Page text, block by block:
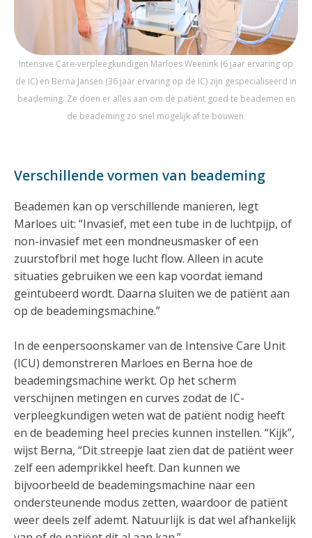
Intensive Care-verpleegkundigen Marloes Weenink (6 jaar ervaring op
de IC) en Berna Jansen (36 jaar ervaring op de IC) zijn gespecialiseerd in
beademing. Ze doen er alles aan om de patiënt goed te beademen en
de beademing zo snel mogelijk af te bouwen.
Verschillende vormen van beademing
Beademen kan op verschillende manieren, legt
Marloes uit: “Invasief, met een tube in de luchtpijp, of
non-invasief met een mondneusmasker of een
zuurstofbril met hoge lucht flow. Alleen in acute
situaties gebruiken we een kap voordat iemand
geïntubeerd wordt. Daarna sluiten we de patiënt aan
op de beademingsmachine.”
In de eenpersoonskamer van de Intensive Care Unit
(ICU) demonstreren Marloes en Berna hoe de
beademingsmachine werkt. Op het scherm
verschijnen metingen en curves zodat de IC-
verpleegkundigen weten wat de patiënt nodig heeft
en de beademing heel precies kunnen instellen. “Kijk”,
wijst Berna, “Dit streepje laat zien dat de patiënt weer
zelf een ademprikkel heeft. Dan kunnen we
bijvoorbeeld de beademingsmachine naar een
ondersteunende modus zetten, waardoor de patiënt
weer deels zelf ademt. Natuurlijk is dat wel afhankelijk